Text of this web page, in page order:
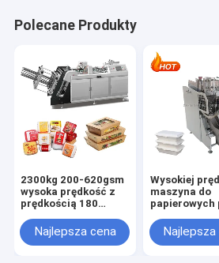
Polecane Produkty
2300kg 200-620gsm
wysoka prędkość z
prędkością 180
zapotrzebowania na
powietrze
Najlepsza cena
Wysokiej
maszyna do
papierowych
pojemności
sztuk na